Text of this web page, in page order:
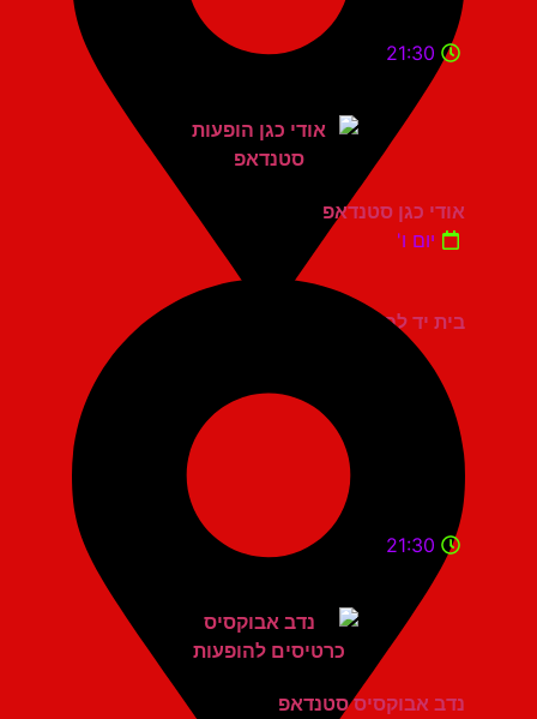
בית יד לבנים אשדוד
21:30
אודי כגן סטנדאפ
יום ו'
21:30
נדב אבוקסיס סטנדאפ